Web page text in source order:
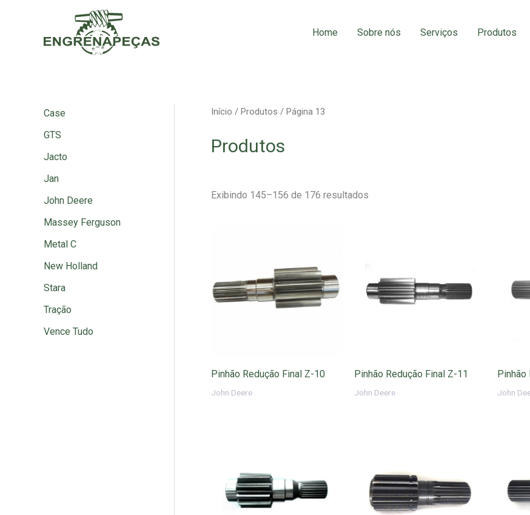
Home Sobre nós Serviços Produtos
Case
GTS
Jacto
Jan
John Deere
Massey Ferguson
Metal C
New Holland
Stara
Tração
Vence Tudo
Início / Produtos / Página 13
Produtos
Exibindo 145–156 de 176 resultados
Pinhão Redução Final Z-10
John Deere
Pinhão Redução Final Z-11
John Deere
Pinhão
John